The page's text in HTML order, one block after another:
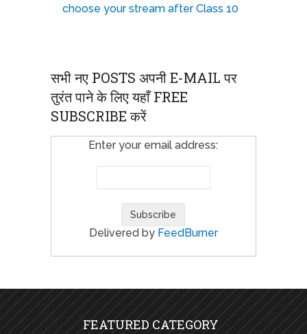
choose your stream after Class 10
सभी नए POSTS अपनी E-MAIL पर
तुरंत पाने के लिए यहाँ FREE
SUBSCRIBE करें
Enter your email address:
Delivered by FeedBurner
FEATURED CATEGORY